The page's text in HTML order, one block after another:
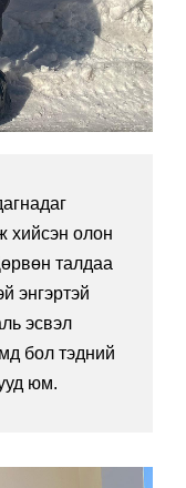
хийсэн олон
талдаа
энгэртэй
эсвэл
бол тэдний
юм.